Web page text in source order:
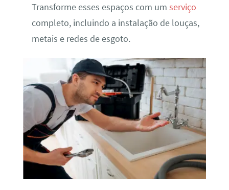
Transforme esses espaços com um serviço
completo, incluindo a instalação de louças,
metais e redes de esgoto.